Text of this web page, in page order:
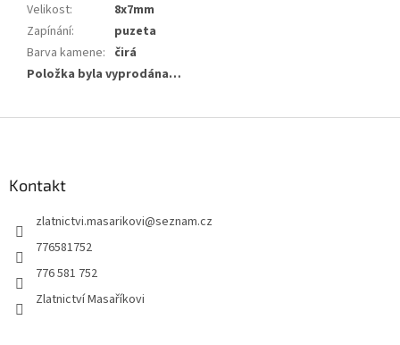
Velikost:
8x7mm
Zapínání:
puzeta
Barva kamene: čirá
Položka byla vyprodána…
Kontakt
zlatnictvi.masarikovi@seznam.cz
776581752
776 581 752
Zlatnictví Masaříkovi